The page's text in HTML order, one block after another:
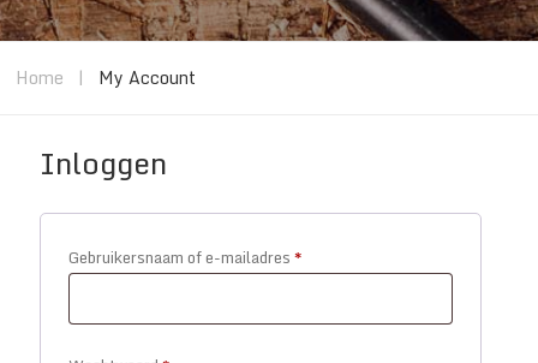
Home | My Account
Inloggen
Gebruikersnaam of e-mailadres*Vereist